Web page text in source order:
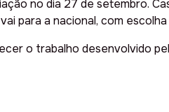
no dia 27 de setembro.
para a nacional, com
o trabalho desenvolvido